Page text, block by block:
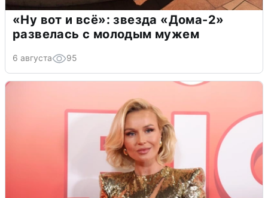
«Ну вот и всё»: звезда «Дома-2»
развелась с молодым мужем
6 августа 95